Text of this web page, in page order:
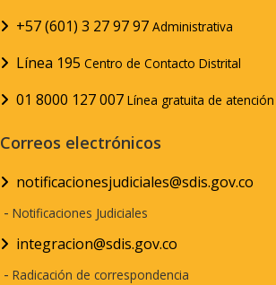
+57 (601) 3 27 97 97 Administrativa
Línea 195 Centro de Contacto Distrital
01 8000 127 007 Línea gratuita de
Correos electrónicos
notificacionesjudiciales@sdis.gov.co
- Notificaciones Judiciales
integracion@sdis.gov.co
- Radicación de correspondencia